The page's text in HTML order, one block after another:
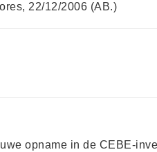
22/12/2006 (AB.)
opname in de CEBE-